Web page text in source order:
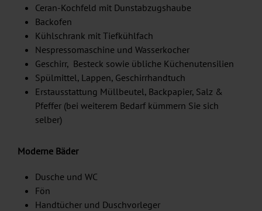
Ceran-Kochfeld mit Dunstabzugshaube
Backofen
Kühlschrank mit Tiefkühlfach
Nespressomaschine und Wasserkocher
Geschirr, Besteck sowie übliche Küchenutensilien
Spülmittel, Lappen, Geschirrhandtuch
Erstausstattung Müllbeutel, Backpapier, Salz &
Pfeffer (bei weiterem Bedarf kümmern Sie sich
selber)
Moderne Bäder
Dusche und WC
Fön
Handtücher und Duschvorleger